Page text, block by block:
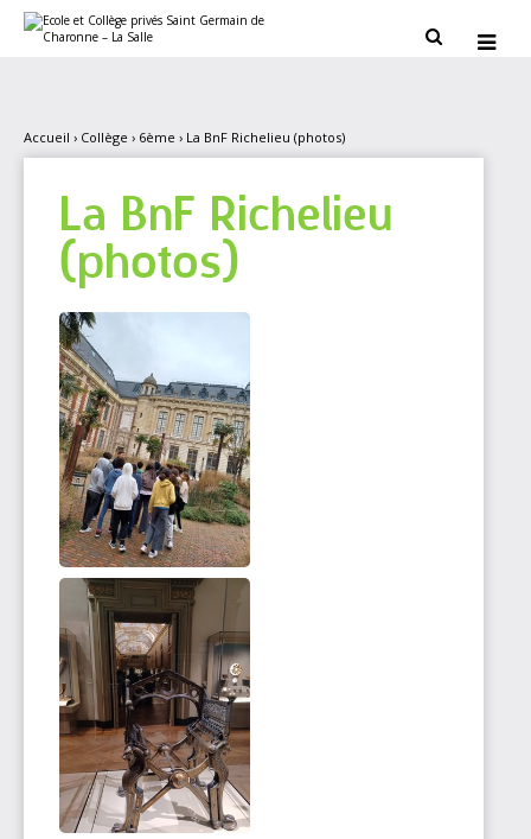
contenu.
personnels
 
Accueil › Collège › 6ème › La BnF Richelieu (photos)
La BnF Richelieu
(photos)